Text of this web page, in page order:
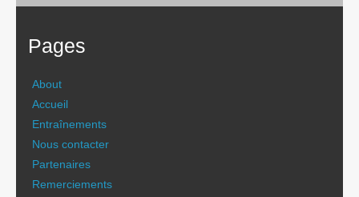
Pages
About
Accueil
Entraînements
Nous contacter
Partenaires
Remerciements